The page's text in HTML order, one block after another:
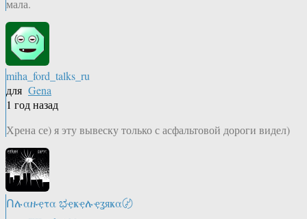
мала.
miha_ford_talks_ru
для Gena
1 год назад
Хрена се) я эту вывеску только с асфальтовой дороги видел)
Ոሉαዙҿτα ಭҿҝҿሉҿʓяҝα〄